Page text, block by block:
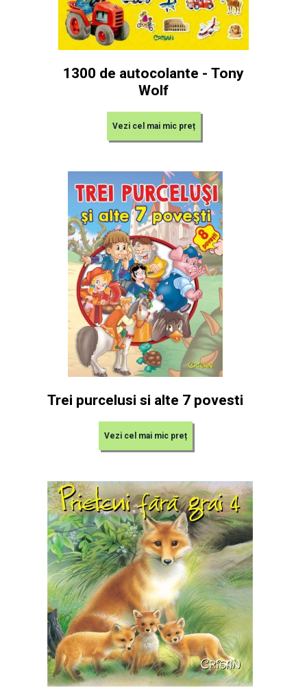
1300 de autocolante - Tony
Wolf
Vezi cel mai mic preț
Trei purcelusi si alte 7 povesti
Vezi cel mai mic preț